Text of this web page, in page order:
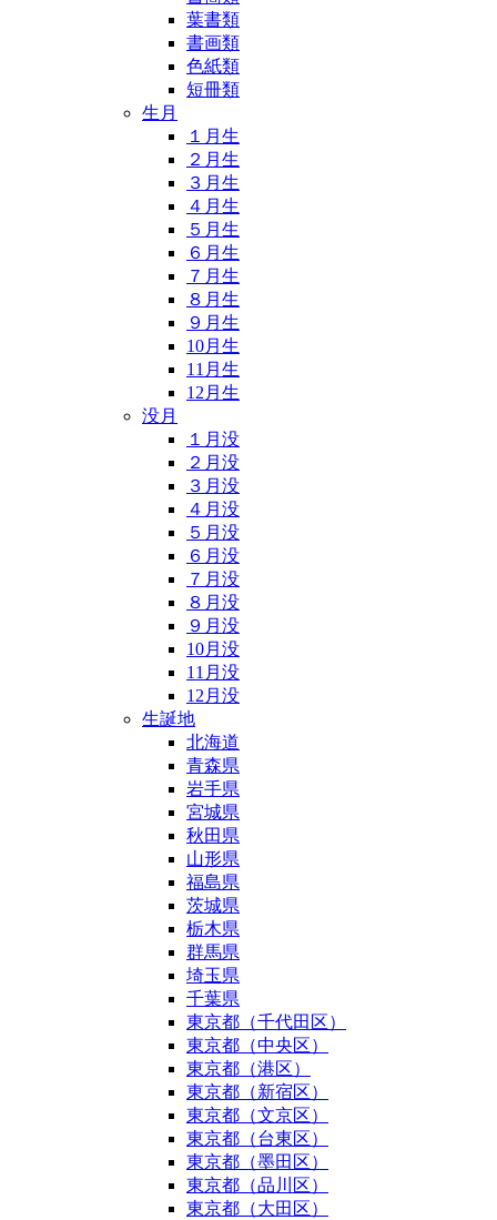
葉書類
書画類
色紙類
短冊類
生月
１月生
２月生
３月生
４月生
５月生
６月生
７月生
８月生
９月生
10月生
11月生
12月生
没月
１月没
２月没
３月没
４月没
５月没
６月没
７月没
８月没
９月没
10月没
11月没
12月没
生誕地
北海道
青森県
岩手県
宮城県
秋田県
山形県
福島県
茨城県
栃木県
群馬県
埼玉県
千葉県
東京都（千代田区）
東京都（中央区）
東京都（港区）
東京都（新宿区）
東京都（文京区）
東京都（台東区）
東京都（墨田区）
東京都（品川区）
東京都（大田区）